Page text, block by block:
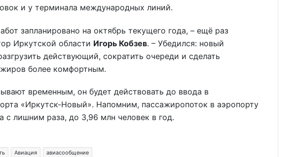
и у терминала международных линий.
запланировано на октябрь текущего года, – ещё раз
Иркутской области Игорь Кобзев. – Убедился: новый
действующий, сократить очереди и сделать
более комфортным.
временным, он будет действовать до ввода в
«Иркутск-Новый». Напомним, пассажиропоток в аэропорту
с лишним раза, до 3,96 млн человек в год.
Авиация авиасообщение